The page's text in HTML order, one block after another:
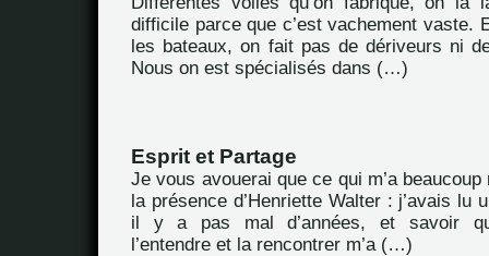
difficile parce que c’est vachement vaste.
les bateaux, on fait pas de dériveurs ni
Nous on est spécialisés dans (…)
Esprit et Partage
Je vous avouerai que ce qui m’a
la présence d’Henriette Walter : j’avais lu
il y a pas mal d’années, et savoir
l’entendre et la rencontrer m’a (…)